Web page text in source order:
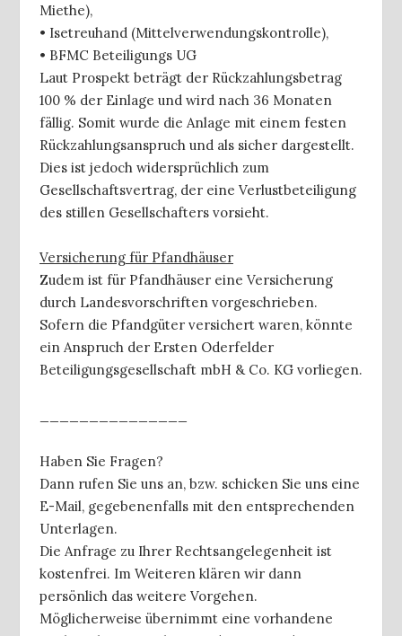
Miethe),
• Isetreuhand (Mittelverwendungskontrolle),
• BFMC Beteiligungs UG
Laut Prospekt beträgt der Rückzahlungsbetrag
100 % der Einlage und wird nach 36 Monaten
fällig. Somit wurde die Anlage mit einem festen
Rückzahlungsanspruch und als sicher dargestellt.
Dies ist jedoch widersprüchlich zum
Gesellschaftsvertrag, der eine Verlustbeteiligung
des stillen Gesellschafters vorsieht.
Versicherung für Pfandhäuser
Zudem ist für Pfandhäuser eine Versicherung
durch Landesvorschriften vorgeschrieben.
Sofern die Pfandgüter versichert waren, könnte
ein Anspruch der Ersten Oderfelder
Beteiligungsgesellschaft mbH & Co. KG vorliegen.
Haben Sie Fragen?
Dann rufen Sie uns an, bzw. schicken Sie uns eine
E-Mail, gegebenenfalls mit den entsprechenden
Unterlagen.
Die Anfrage zu Ihrer Rechtsangelegenheit ist
kostenfrei. Im Weiteren klären wir dann
persönlich das weitere Vorgehen.
Möglicherweise übernimmt eine vorhandene